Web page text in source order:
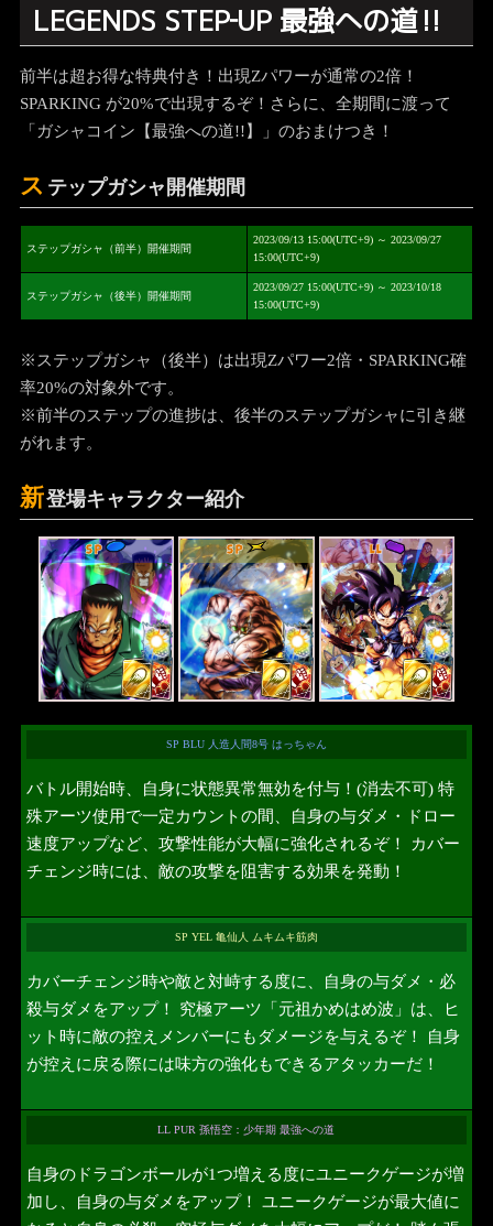
LEGENDS STEP‐UP 最強への道‼
前半は超お得な特典付き！出現Zパワーが通常の2倍！
SPARKING が20%で出現するぞ！さらに、全期間に渡って
「ガシャコイン【最強への道!!】」のおまけつき！
ス テップガシャ開催期間
ステップガシャ（前半）開催期間
2023/09/13 15:00(UTC+9) ～ 2023/09/27
15:00(UTC+9)
ステップガシャ（後半）開催期間
2023/09/27 15:00(UTC+9) ～ 2023/10/18
15:00(UTC+9)
※ステップガシャ（後半）は出現Zパワー2倍・SPARKING確
率20%の対象外です。
※前半のステップの進捗は、後半のステップガシャに引き継
がれます。
新登場キャラクター紹介
SP SP LL
SP BLU 人造人間8号 はっちゃん
バトル開始時、自身に状態異常無効を付与！(消去不可) 特
殊アーツ使用で一定カウントの間、自身の与ダメ・ドロー
速度アップなど、攻撃性能が大幅に強化されるぞ！ カバー
チェンジ時には、敵の攻撃を阻害する効果を発動！
SP YEL 亀仙人 ムキムキ筋肉
カバーチェンジ時や敵と対峙する度に、自身の与ダメ・必
殺与ダメをアップ！ 究極アーツ「元祖かめはめ波」は、ヒ
ット時に敵の控えメンバーにもダメージを与えるぞ！ 自身
が控えに戻る際には味方の強化もできるアタッカーだ！
LL PUR 孫悟空：少年期 最強への道
自身のドラゴンボールが1つ増える度にユニークゲージが増
加し、自身の与ダメをアップ！ ユニークゲージが最大値に